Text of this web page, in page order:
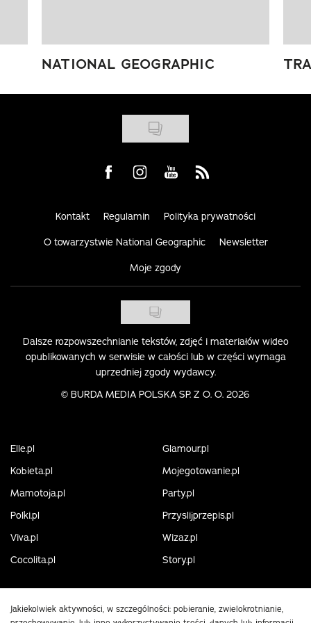
NATIONAL GEOGRAPHIC
Visit us on Facebook
Visit us on Instagram
Visit us on Youtube
Visit us on Rss
Kontakt Regulamin Polityka prywatności
O towarzystwie National Geographic Newsletter
Moje zgody
Dalsze rozpowszechnianie tekstów, zdjęć i materiałów wideo
opublikowanych w serwisie w całości lub w części wymaga
uprzedniej zgody wydawcy.
© BURDA MEDIA POLSKA SP. Z O. O. 2026
Elle.pl
Glamour.pl
Kobieta.pl
Mojegotowanie.pl
Mamotoja.pl
Party.pl
Polki.pl
Przyslijprzepis.pl
Viva.pl
Wizaz.pl
Cocolita.pl
Story.pl
Jakiekolwiek aktywności, w szczególności: pobieranie, zwielokrotnianie,